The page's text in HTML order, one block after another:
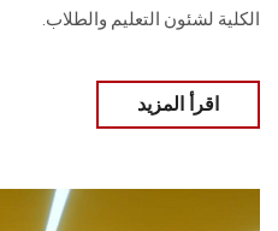
الكلية لشئون التعليم والطلاب.
اقرأ المزيد